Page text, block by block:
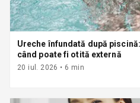
Ureche înfundată după
când poate fi otită externă
20 iul. 2026 • 6 min